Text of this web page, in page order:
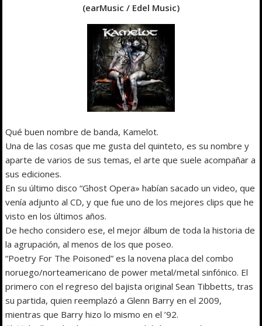
(earMusic / Edel Music)
Qué buen nombre de banda, Kamelot.
Una de las cosas que me gusta del quinteto, es su nombre y
aparte de varios de sus temas, el arte que suele acompañar a
sus ediciones.
En su último disco “Ghost Opera» habían sacado un video, que
venía adjunto al CD, y que fue uno de los mejores clips que he
visto en los últimos años.
De hecho considero ese, el mejor álbum de toda la historia de
la agrupación, al menos de los que poseo.
“Poetry For The Poisoned” es la novena placa del combo
noruego/norteamericano de power metal/metal sinfónico. El
primero con el regreso del bajista original Sean Tibbetts, tras
su partida, quien reemplazó a Glenn Barry en el 2009,
mientras que Barry hizo lo mismo en el ’92.